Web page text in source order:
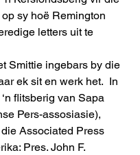
sy hoë Remington
letters uit te
Smittie ingebars by die
ek sit en werk het.  In
flitsberig van Sapa
Pers-assosiasie),
Associated Press
Pres. John F.